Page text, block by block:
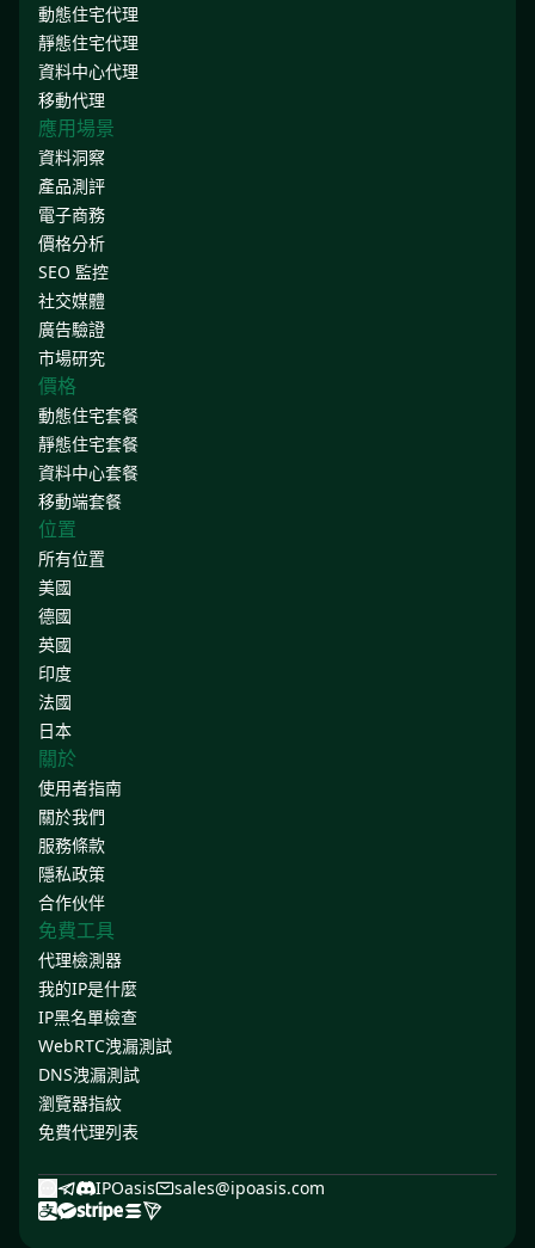
動態住宅代理
靜態住宅代理
資料中心代理
移動代理
應用場景
資料洞察
產品測評
電子商務
價格分析
SEO 監控
社交媒體
廣告驗證
市場研究
價格
動態住宅套餐
靜態住宅套餐
資料中心套餐
移動端套餐
位置
所有位置
美國
德國
英國
印度
法國
日本
關於
使用者指南
關於我們
服務條款
隱私政策
合作伙伴
免費工具
代理檢測器
我的IP是什麼
IP黑名單檢查
WebRTC洩漏測試
DNS洩漏測試
瀏覽器指紋
免費代理列表
IPOasis sales@ipoasis.com